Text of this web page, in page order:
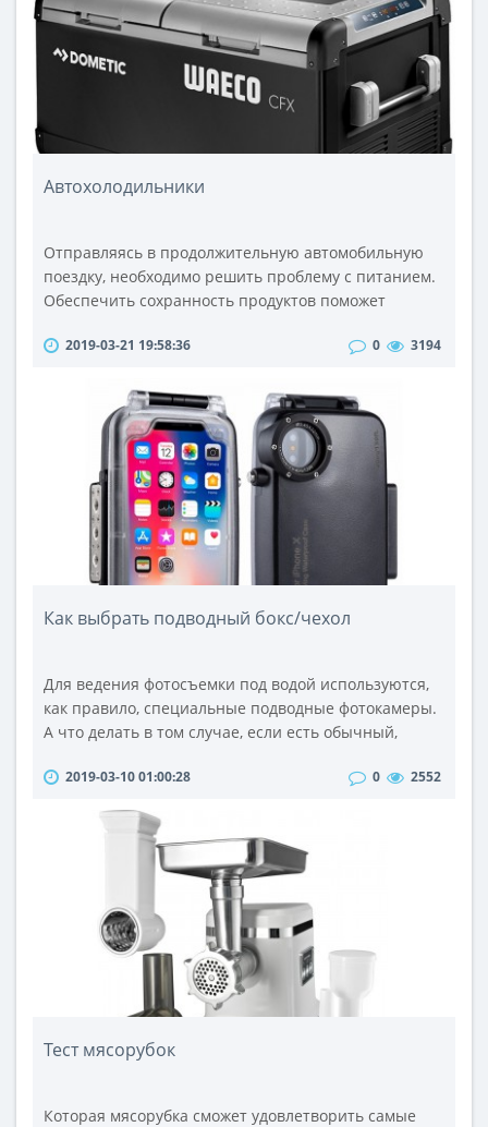
может быть подделка.Фирменные часы мог..
Автохолодильники
Отправляясь в продолжительную автомобильную
поездку, необходимо решить проблему с питанием.
Обеспечить сохранность продуктов поможет
для продуктов температуру. Переносные
в любой ситуации: как при кратковременной
остановке в дороге, так и при продолжительном
пикнике на природе. Вы можете купить
автохолодильн..
2019-03-21 19:58:36 0 3194
Как выбрать подводный бокс/чехол
Для ведения фотосъемки под водой используются,
как правило, специальные подводные фотокамеры.
А что делать в том случае, если есть обычный,
серию подводных фоторепортажей? Выход есть, Вам
бокс или кейс, чтобы Вы могли вести фотосъемку
под водой.При выборе фотобокса для подводной
съемки в первую очередь след..
2019-03-10 01:00:28 0 2552
Тест мясорубок
Которая мясорубка сможет удовлетворить самые